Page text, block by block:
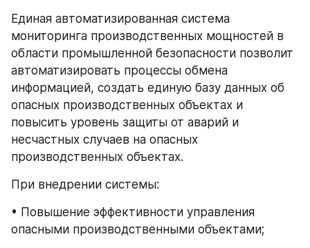
Единая автоматизированная система
мониторинга производственных мощностей в
области промышленной безопасности позволит
автоматизировать процессы обмена
информацией, создать единую базу данных об
опасных производственных объектах и
повысить уровень защиты от аварий и
несчастных случаев на опасных
производственных объектах.
При внедрении системы:
• Повышение эффективности управления
опасными производственными объектами;